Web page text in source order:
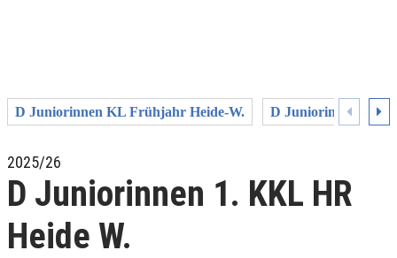
D Juniorinnen KL Frühjahr Heide-W. D Juniorinnen KL
2025/26
D Juniorinnen 1. KKL HR
Heide W.